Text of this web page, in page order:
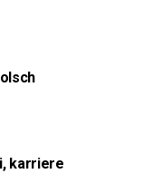
karriere